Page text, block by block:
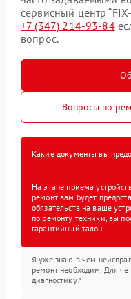
сервисный центр
+7 (347) 214-93-84
вопрос.
Вопросы по
Какие документы вы
На этапе приема
ремонт вам будет
обязательств на ваше
по ремонту техники, вы
гарантийный талон.
Я уже знаю в чем
ремонт необходим. Для
диагностику?